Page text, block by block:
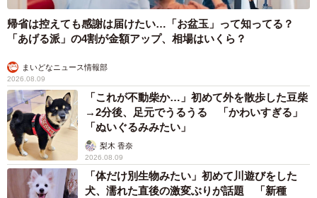
再生▶️伸びてるので調子に乗って追加します！
これは孫娘のリクエストでキラキラと星が流れるようなア
レンジでした✨🎄私も思い出の曲で泣けたやつ😭
いつかヒルトンプラザ大阪のSteinwayで弾かせてあげたい
なぁ🙏 #ストリートピアノ
#85才
https://t.co/MdPK3MCJKc
pic.twitter.com/DwotvDzlKL
— 町不動産 (@machirealestate)
多数取材いただいておりリンク先から初めましての方に引
き続きお聴き頂いています🙇‍♀️ありがとうございます😭
帰省は控えても感謝は届けたい…「お盆玉」って知ってる？
「あげる派」の4割が金額アップ、相場はいくら？
まいどなニュース情報部
2026.08.09
「これが不動柴か…」初めて外を散歩した豆柴
→2分後、足元でうるうる 「かわいすぎる」
「ぬいぐるみみたい」
梨木 香奈
2026.08.09
「体だけ別生物みたい」初めて川遊びをした
犬、濡れた直後の激変ぶりが話題 「新種